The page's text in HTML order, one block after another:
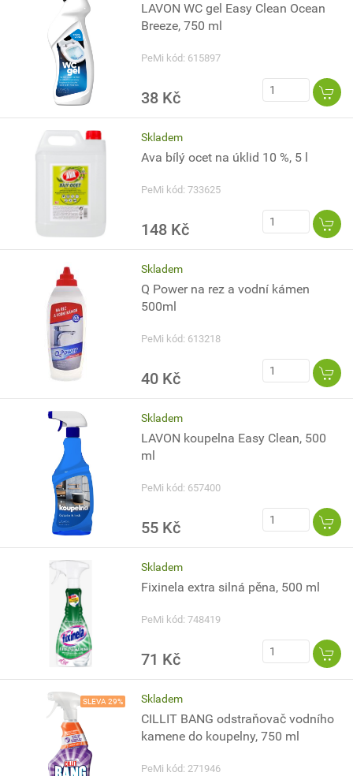
LAVON WC gel Easy Clean Ocean
Breeze, 750 ml
PeMi kód: 615897
38 Kč
Skladem
Ava bílý ocet na úklid 10 %, 5 l
PeMi kód: 733625
148 Kč
Skladem
Q Power na rez a vodní kámen
500ml
PeMi kód: 613218
40 Kč
Skladem
LAVON koupelna Easy Clean, 500
ml
PeMi kód: 657400
55 Kč
Skladem
Fixinela extra silná pěna, 500 ml
PeMi kód: 748419
71 Kč
SLEVA 29% Skladem
CILLIT BANG odstraňovač vodního
kamene do koupelny, 750 ml
PeMi kód: 271946